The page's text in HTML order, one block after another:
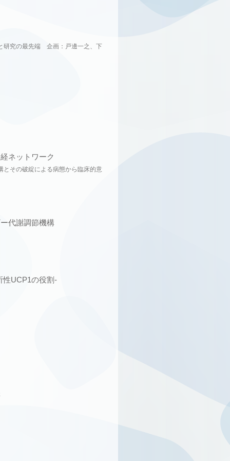
研究の最先端 企画：戸邊一之、下
ネットワーク
その破綻による病態から臨床的意
代謝調節機構
性UCP1の役割-